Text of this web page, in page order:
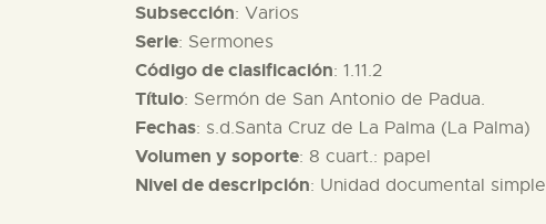
Subsección: Varios
Serie: Sermones
Código de clasificación: 1.11.2
Título: Sermón de San Antonio de Padua.
Fechas: s.d.Santa Cruz de La Palma (La Palma)
Volumen y soporte: 8 cuart.: papel
Nivel de descripción: Unidad documental simple